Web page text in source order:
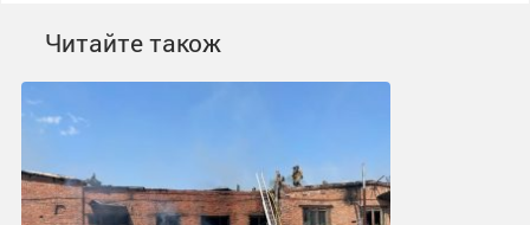
Читайте також